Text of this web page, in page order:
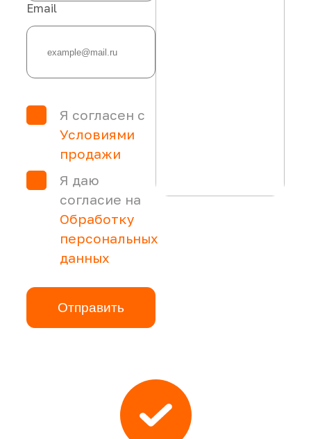
Email
Я согласен с
Условиями
продажи
Я даю
согласие на
Обработку
персональных
данных
Отправить